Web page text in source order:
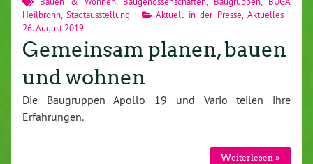
Heilbronn,Stadtausstellung Aktuell in der Presse,Aktuelles
26. August 2019
Gemeinsam planen, bauen
und wohnen
Die Baugruppen Apollo 19 und Vario teilen ihre
Erfahrungen.
Weiterlesen »